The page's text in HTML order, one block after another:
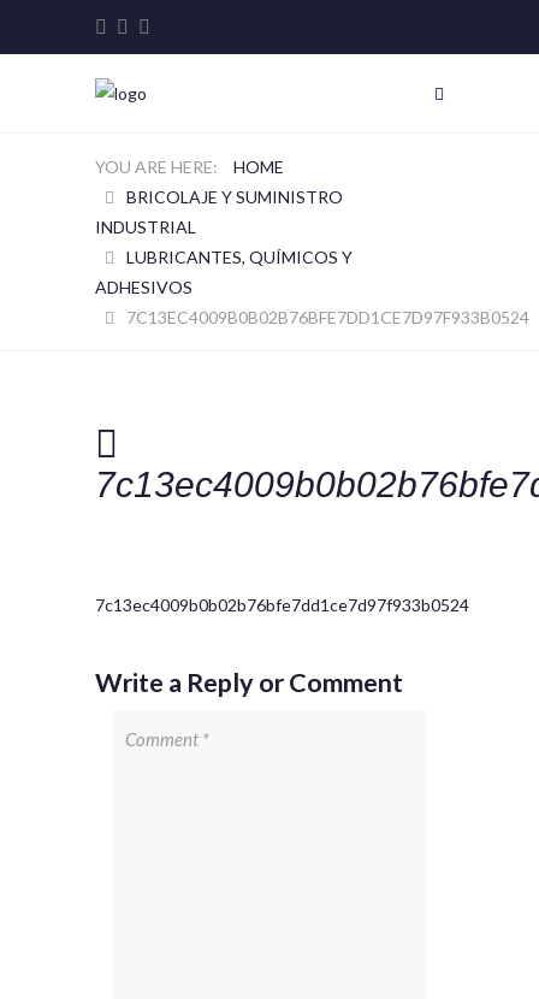
HOME
BRICOLAJE Y SUMINISTRO
INDUSTRIAL
LUBRICANTES, QUÍMICOS Y
ADHESIVOS
7C13EC4009B0B02B76BFE7DD1CE7D97F933B0524
7c13ec4009b0b02b76bfe7dd1ce7d97f933b0524
Write a Reply or Comment